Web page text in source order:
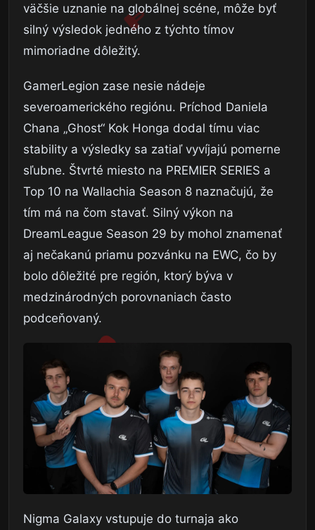
väčšie uznanie na globálnej scéne, môže byť
silný výsledok jedného z týchto tímov
mimoriadne dôležitý.
GamerLegion zase nesie nádeje
severoamerického regiónu. Príchod Daniela
Chana „Ghost“ Kok Honga dodal tímu viac
stability a výsledky sa zatiaľ vyvíjajú pomerne
sľubne. Štvrté miesto na PREMIER SERIES a
Top 10 na Wallachia Season 8 naznačujú, že
tím má na čom stavať. Silný výkon na
DreamLeague Season 29 by mohol znamenať
aj nečakanú priamu pozvánku na EWC, čo by
bolo dôležité pre región, ktorý býva v
medzinárodných porovnaniach často
podceňovaný.
Nigma Galaxy vstupuje do turnaja ako